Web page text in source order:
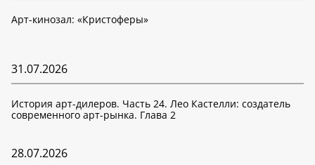
Арт-кинозал: «Кристоферы»
31.07.2026
История арт-дилеров. Часть 24. Лео Кастелли: создатель
современного арт-рынка. Глава 2
28.07.2026